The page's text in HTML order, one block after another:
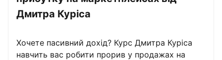
Дмитра Куріса
Хочете пасивний дохід? Курс Дмитра Куріса
навчить вас робити прорив у продажах на